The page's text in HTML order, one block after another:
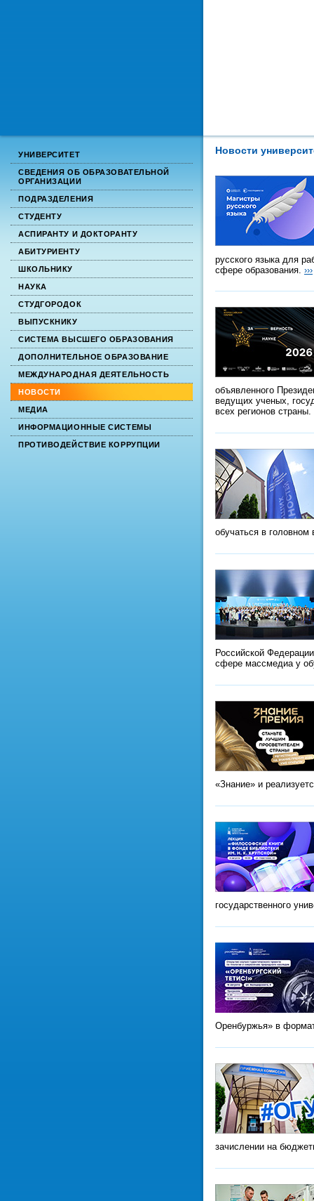
УНИВЕРСИТЕТ
СВЕДЕНИЯ ОБ ОБРАЗОВАТЕЛЬНОЙ
ОРГАНИЗАЦИИ
ПОДРАЗДЕЛЕНИЯ
СТУДЕНТУ
АСПИРАНТУ И ДОКТОРАНТУ
АБИТУРИЕНТУ
ШКОЛЬНИКУ
НАУКА
СТУДГОРОДОК
ВЫПУСКНИКУ
СИСТЕМА ВЫСШЕГО ОБРАЗОВАНИЯ
ДОПОЛНИТЕЛЬНОЕ ОБРАЗОВАНИЕ
МЕЖДУНАРОДНАЯ ДЕЯТЕЛЬНОСТЬ
НОВОСТИ
МЕДИА
ИНФОРМАЦИОННЫЕ СИСТЕМЫ
ПРОТИВОДЕЙСТВИЕ КОРРУПЦИИ
Новости
русского языка для
сфере образования. ›››
объявленного
ведущих ученых,
всех регионов страны.
обучаться в
Российской
сфере массмедиа у
«Знание» и
государственного
Оренбуржья» в
зачислении на